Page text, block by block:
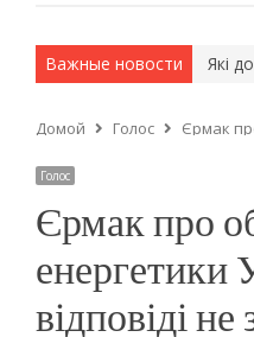
Важные новости
армейские методы. Які
Домой Голос Єрмак
Голос
Єрмак про
енергетики
відповіді